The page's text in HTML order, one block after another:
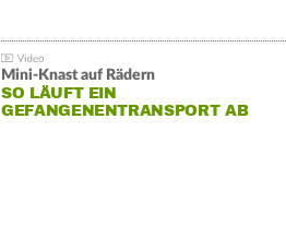
Mini-Knast auf Rädern
SO LÄUFT EIN
GEFANGENENTRANSPORT AB